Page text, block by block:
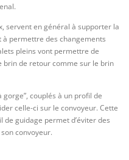
servent en général à supporter la
permettre des changements
pleins vont permettre de
brin de retour comme sur le brin
couplés à un profil de
celle-ci sur le convoyeur. Cette
guidage permet d’éviter des
convoyeur.